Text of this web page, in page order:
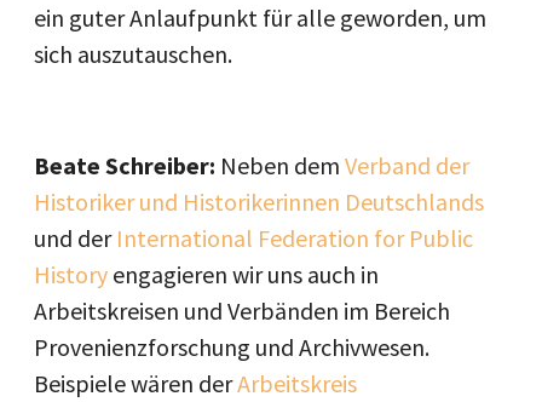
ein guter Anlaufpunkt für alle geworden, um
sich auszutauschen.
Beate Schreiber: Neben dem Verband der
Historiker und Historikerinnen Deutschlands
und der International Federation for Public
History engagieren wir uns auch in
Arbeitskreisen und Verbänden im Bereich
Provenienzforschung und Archivwesen.
Beispiele wären derArbeitskreis